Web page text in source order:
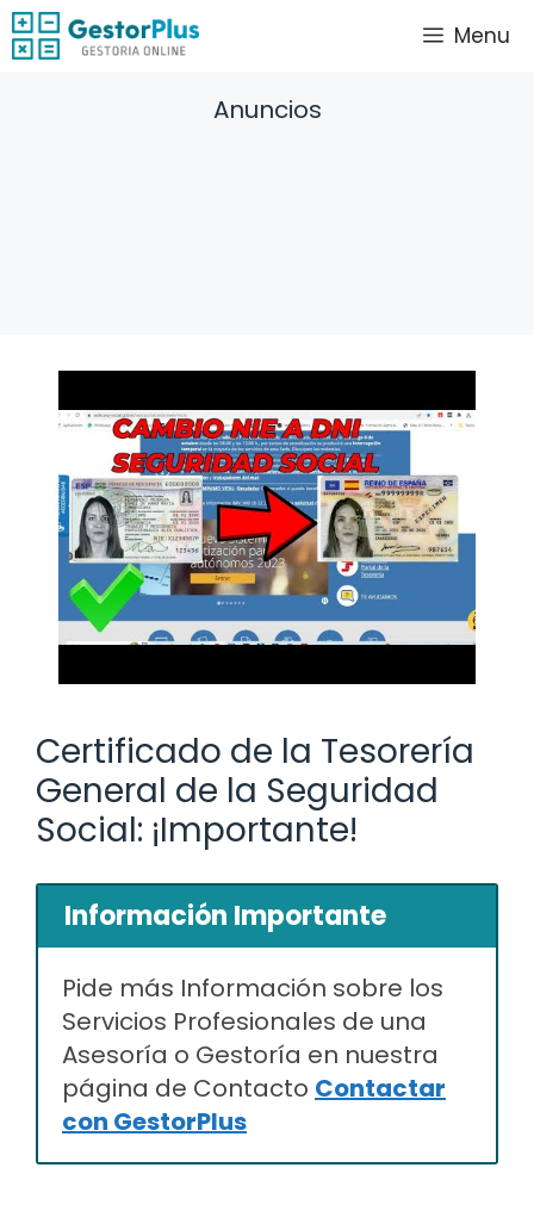
Saltar
al
Menu
Anuncios
Certificado de la Tesorería
General de la Seguridad
Social: ¡Importante!
Información Importante
Pide más Información sobre los
Servicios Profesionales de una
Asesoría o Gestoría en nuestra
página de Contacto Contactar
con GestorPlus